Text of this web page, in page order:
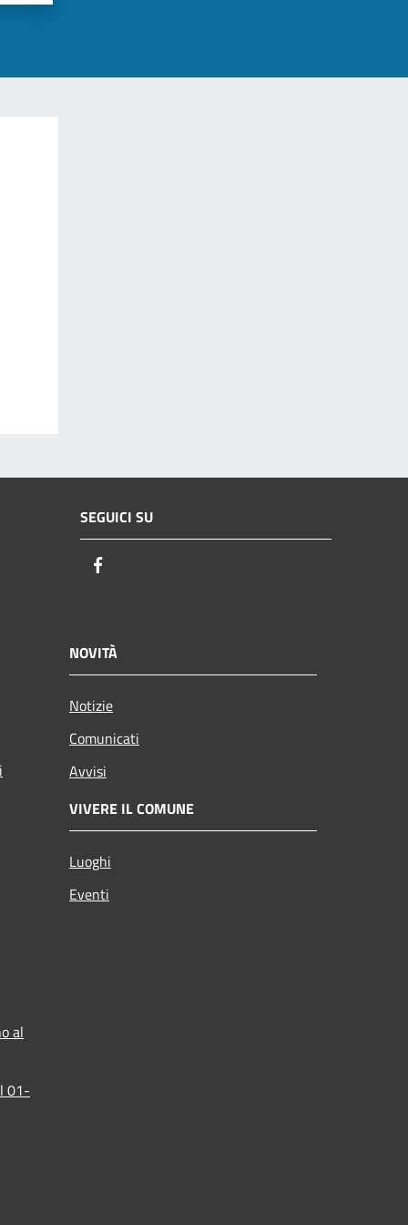
SEGUICI SU
NOVITÀ
Notizie
Comunicati
Avvisi
VIVERE IL COMUNE
Luoghi
Eventi
al
01-